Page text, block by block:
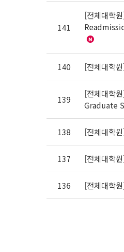
141
[전체대학
140 [전체대학
139
[전체대학
Graduate
138 [전체대학
137 [전체대학
136 [전체대학